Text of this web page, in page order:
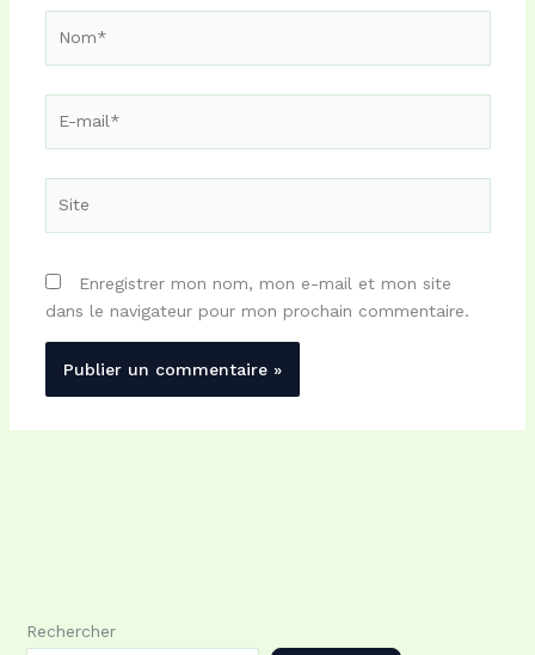
Enregistrer mon nom, mon e-mail et mon site
dans le navigateur pour mon prochain commentaire.
Rechercher